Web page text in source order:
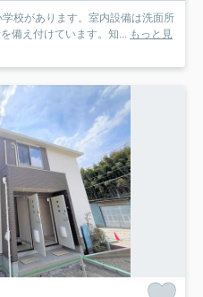
校があります。室内設備は洗面所
備え付けています。知... もっと見